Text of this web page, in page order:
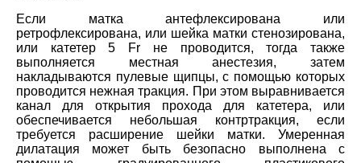
Если матка антефлексирована или
ретрофлексирована, или шейка матки стенозирована,
или катетер 5 Fr не проводится, тогда также
выполняется местная анестезия, затем
накладываются пулевые щипцы, с помощью которых
проводится нежная тракция. При этом выравнивается
канал для открытия прохода для катетера, или
обеспечивается небольшая контртракция, если
требуется расширение шейки матки. Умеренная
дилатация может быть безопасно выполнена с